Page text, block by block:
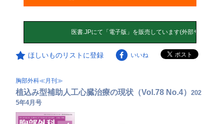
ほしいものリストに登録 いいね
胸部外科≪月刊≫
植込み型補助人工心臓治療の現状（Vol.78 No.4）202
5年4月号